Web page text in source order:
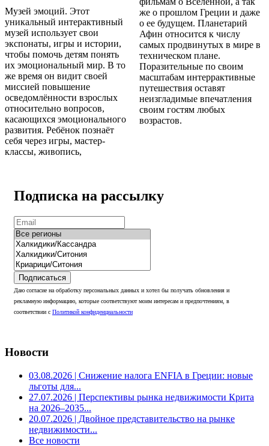
Музей эмоций. Этот
уникальный интерактивный
музей использует свои
экспонаты, игры и истории,
чтобы помочь детям понять
их эмоциональный мир. В то
же время он видит своей
миссией повышение
осведомлённости взрослых
относительно вопросов,
касающихся эмоционального
развития. Ребёнок познаёт
себя через игры, мастер-
классы, живопись,
же о прошлом Греции и даже
о ее будущем. Планетарий
Афин относится к числу
самых продвинутых в мире в
техническом плане.
Поразительные по своим
масштабам интеррактивные
путешествия оставят
неизгладимые впечатления
своим гостям любых
возрастов.
Подписка на рассылку
Подписаться
Даю согласие на обработку персональных данных и хотел бы получать обновления и
рекламную информацию, которые соответствуют моим интересам и предпочтениям, в
соответствии с Политикой конфиденциальности
Новости
03.08.2026 | Снижение налога ENFIA в Греции: новые
льготы для...
27.07.2026 | Перспективы рынка недвижимости Крита
на 2026–2035...
20.07.2026 | Двойное представительство на рынке
недвижимости...
Все новости